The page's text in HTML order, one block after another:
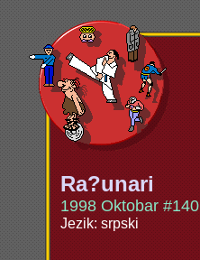
Ra?unari
1998 Oktobar #140
Jezik: srpski